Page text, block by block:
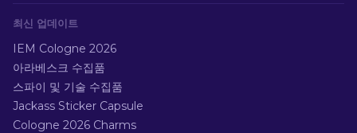
최신 업데이트
IEM Cologne 2026
아라베스크 수집품
스파이 및 기술 수집품
Jackass Sticker Capsule
Cologne 2026 Charms